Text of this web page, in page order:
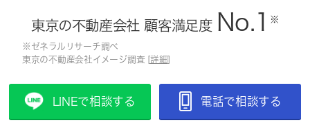
東京の不動産会社 顧客満足度 No.1 ※
※ゼネラルリサーチ調べ
東京の不動産会社イメージ調査 [ 詳細
LINEで相談する 電話で相談する